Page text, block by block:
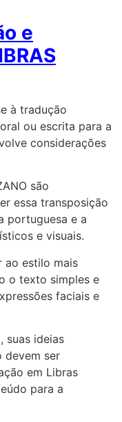
e
à tradução
ou escrita para a
considerações
são
essa transposição
portuguesa e a
e visuais.
ao estilo mais
o texto simples e
faciais e
suas ideias
devem ser
em Libras
para a